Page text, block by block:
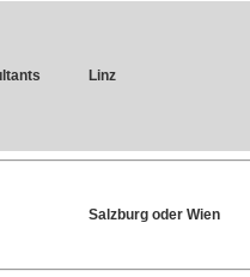
Linz
Salzburg oder Wien